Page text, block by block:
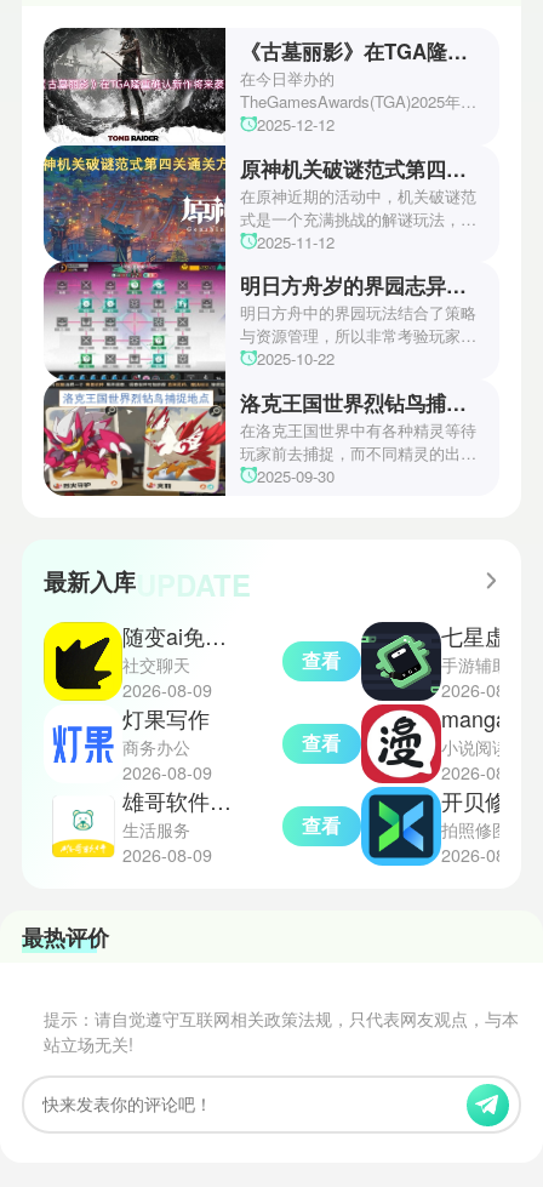
《古墓丽影》在TGA隆重确认新作将来袭！
在今日举办的
TheGamesAwards(TGA)2025年度
游戏颁奖典礼中，古墓丽影系列公
场资讯让众多玩家们都非常期待！
本次官方也宣布游戏将于2027年登
陆PS5、Xbox以及PC平台！有兴
趣的玩家们可以继续留守鲶鱼网！
2025-12-12
原神机关破谜范式第四关通关方法
在原神近期的活动中，机关破谜范
式是一个充满挑战的解谜玩法，其
中第四关是许多玩家遇到困难的地
机关破谜范式第四关通关方法，助
玩家们能够顺利通关！有兴趣的玩
家们快来一起看看吧！
2025-11-12
明日方舟岁的界园志异攻略
明日方舟中的界园玩法结合了策略
与资源管理，所以非常考验玩家的
操作和规划能力。游戏里拥有先
丰富多样的角色体系足以满足不同
战术需求。电表倒转是界园中的核
心挑战之一，玩家需合理利用通宝
和特殊钱币进行资源转换。明日方
乐趣和探索深度，丰富了玩家的游
2025-10-22
洛克王国世界烈钻鸟捕捉地点
在洛克王国世界中有各种精灵等待
玩家前去捕捉，而不同精灵的出现
地点和捕捉方式也各不相同。有少
2025-09-30
最新入库UPDATE
随变ai免费版
社交聊天
2026-08-09
查看
灯果写作
商务办公
2026-08-09
查看
雄哥软件盒子8.0
生活服务
2026-08-09
查看
手游辅助
2026-08-09
小说阅读
2026-08-09
拍照修图
2026-08-09
最热评价
提示：请自觉遵守互联网相关政策法规，只代表网友观点，与本
站立场无关!